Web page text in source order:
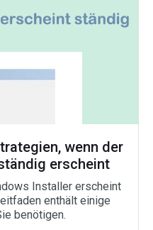
wenn der
erscheint
Installer erscheint
enthält einige
benötigen.